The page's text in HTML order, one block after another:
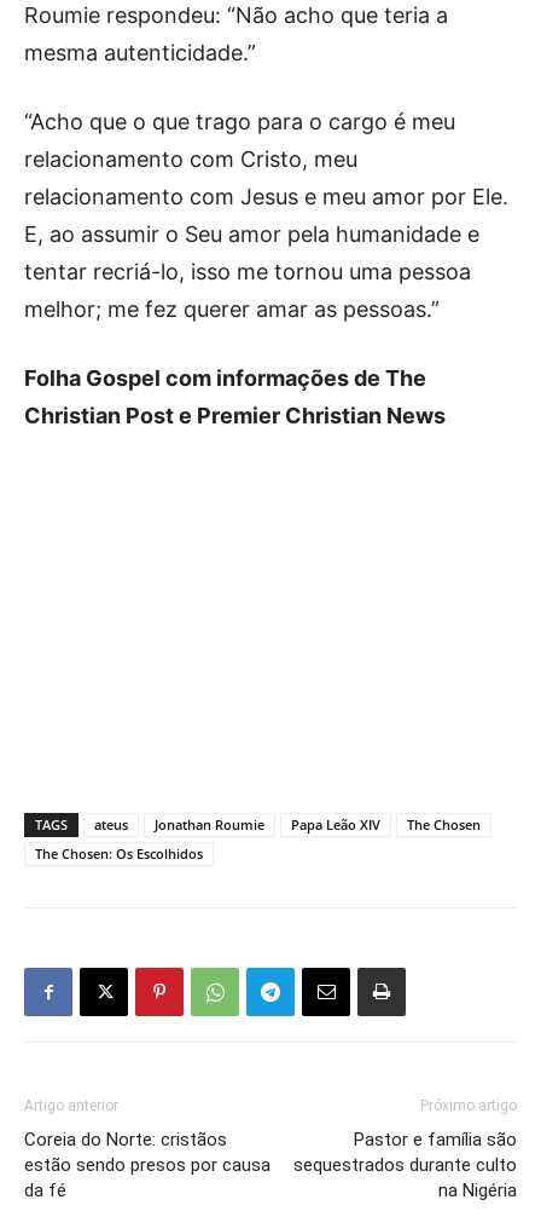
Roumie respondeu: “Não acho que teria a
mesma autenticidade.”
“Acho que o que trago para o cargo é meu
relacionamento com Cristo, meu
relacionamento com Jesus e meu amor por Ele.
E, ao assumir o Seu amor pela humanidade e
tentar recriá-lo, isso me tornou uma pessoa
melhor; me fez querer amar as pessoas.”
Folha Gospel com informações de The
Christian Post e Premier Christian News
TAGS ateus Jonathan Roumie Papa Leão XIV
The Chosen
The Chosen: Os Escolhidos
Artigo anterior
Coreia do Norte: cristãos
estão sendo presos por causa
da fé
Próximo artigo
Pastor e família são
sequestrados durante culto
na Nigéria